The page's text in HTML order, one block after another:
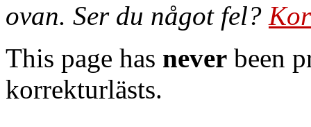
ovan. Ser du något fel?
This page has never been
korrekturlästs.